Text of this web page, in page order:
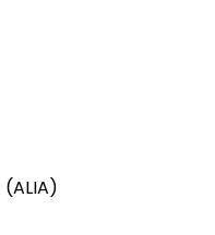
(ALIA)